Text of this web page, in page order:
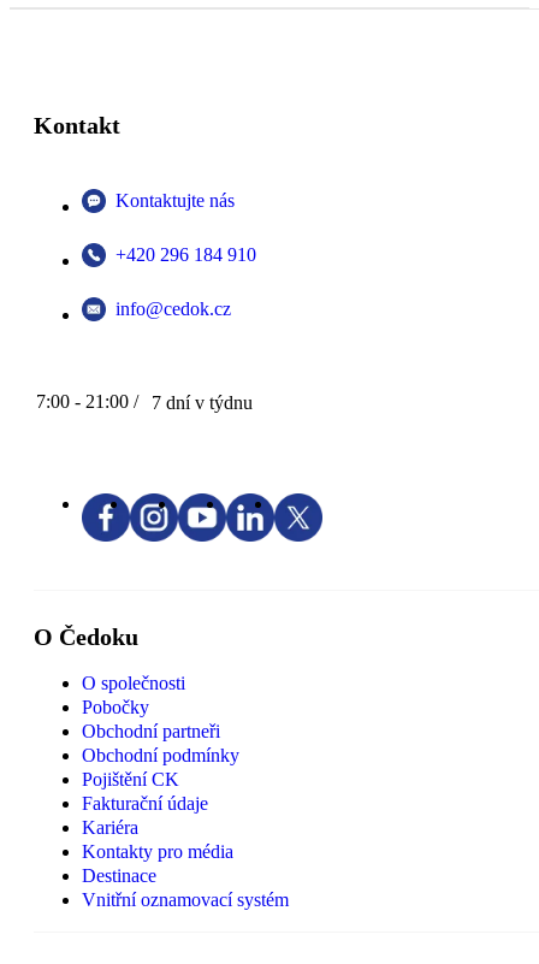
Kontakt
Kontaktujte nás
+420 296 184 910
info@cedok.cz
7:00 - 21:00 / 7 dní v týdnu
O Čedoku
O společnosti
Pobočky
Obchodní partneři
Obchodní podmínky
Pojištění CK
Fakturační údaje
Kariéra
Kontakty pro média
Destinace
Vnitřní oznamovací systém